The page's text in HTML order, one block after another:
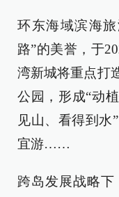
环东海域滨海
路”的美誉，于
湾新城将重点打
公园，形成“动
见山、看得到水
宜游……
跨岛发展战略下